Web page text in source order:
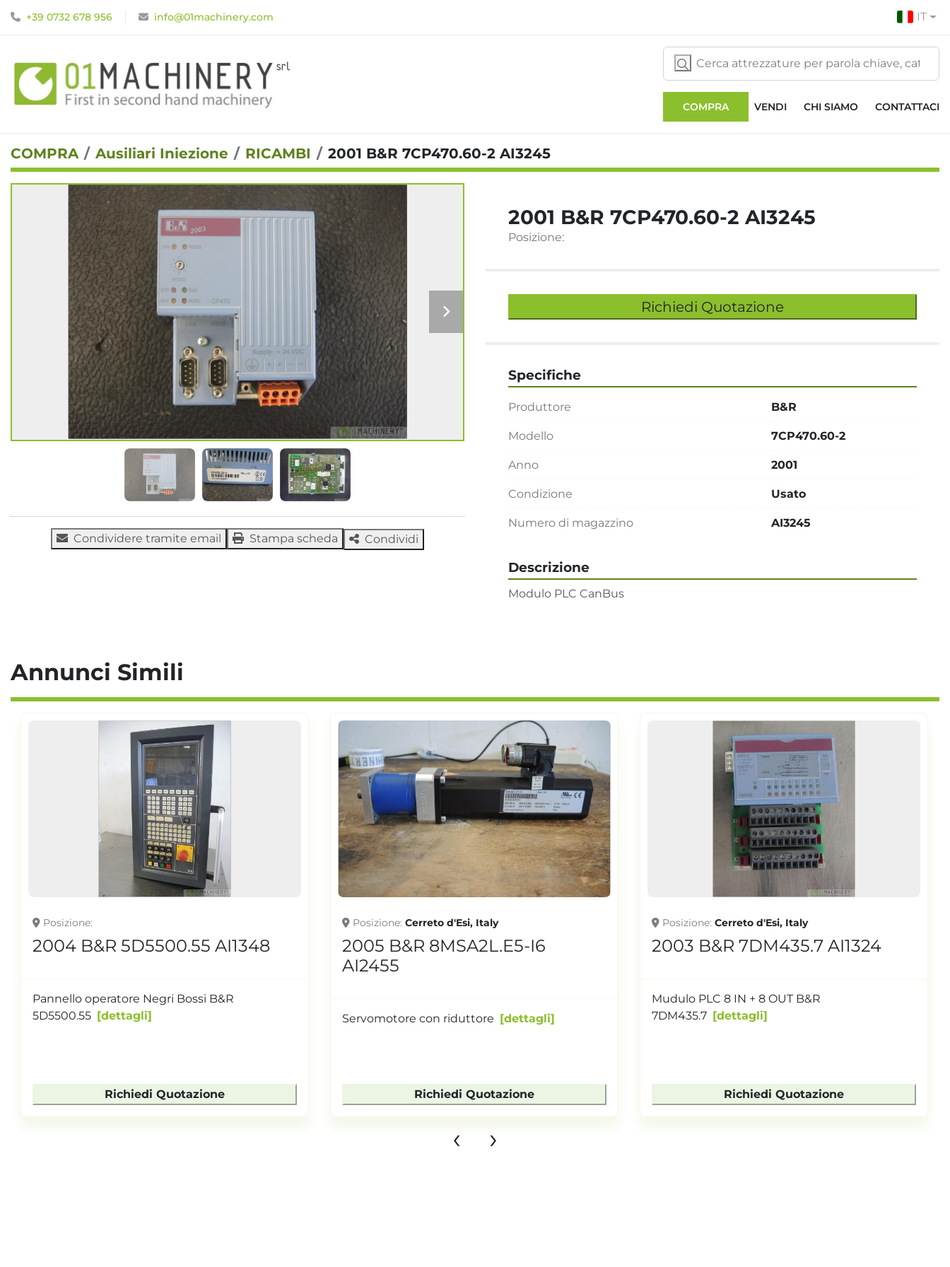
+39 0732 678 956 info@01machinery.com IT
COMPRA VENDI CHI SIAMO CONTATTACI
COMPRA Ausiliari Iniezione RICAMBI 2001 B&R 7CP470.60-2 AI3245
Condividere tramite email Stampa scheda Condividi
2001 B&R 7CP470.60-2 AI3245
Posizione:
Richiedi Quotazione
Descrizione
Modulo PLC CanBus
Specifiche
Produttore B&R
Modello 7CP470.60-2
Anno 2001
Condizione Usato
Numero di magazzino AI3245
Annunci Simili
Posizione
2004 B&R 5D5500.55 AI1348
Pannello operatore Negri Bossi B&R
5D5500.55
dettagli
Richiedi Quotazione
Posizione Cerreto d'Esi, Italy
2005 B&R 8MSA2L.E5-I6
AI2455
Servomotore con riduttore dettagli
Richiedi Quotazione
Posizione Cerreto d'Esi, Italy
2003 B&R 7DM435.7 AI1324
Mudulo PLC 8 IN + 8 OUT B&R
7DM435.7
dettagli
Richiedi Quotazione
‹ ›